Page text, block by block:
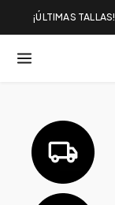
¡ÚLTIMAS